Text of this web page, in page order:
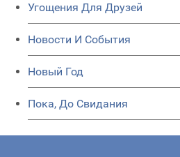
Угощения Для Друзей
Новости И События
Новый Год
Пока, До Свидания